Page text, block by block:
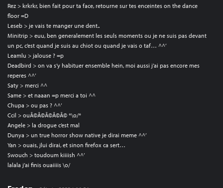
Rez > krkrkr, bien fait pour ta face, retourne sur tes enceintes on the dance
floor =D
Leseb > je vais te manger une dent..
Minitrip > euu, ben generalement les seuls moments ou je ne suis pas devant
un pc, c’est quand je suis au chiot ou quand je vais o taf… ^^’
Leamlu > jalouse ? =p
Deadbird > on va s’y habituer ensemble hein, moi aussi j’ai pas encore mes
reperes ^^’
Saty > merci ^^
Same > et naaan =p merci a toi ^^
Chupa > ou pas ? ^^’
Ccil > ouÃ©Ã©Ã©Ã©Ã© *\o/*
Angele > la drogue c’est mal
Dunya > un true horror show native je dirai meme ^^’
Yan > ouais, jlui dirai, et sinon firefox ca sert…
Swouch > toudoum kiiiish ^^’
lalala j’ai finis ouaiiiis \o/